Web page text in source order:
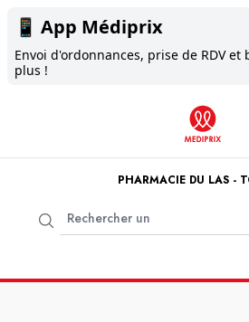
📱 App Médiprix
Envoi d'ordonnances, prise de RDV et
plus !
PHARMACIE DU LAS -